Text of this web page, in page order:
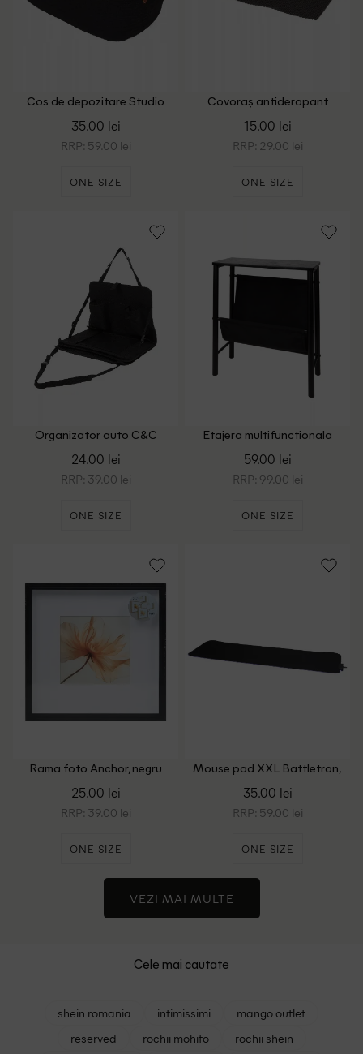
Cos de depozitare Studio
35.00 lei
RRP: 59.00 lei
ONE SIZE
Covoraș antiderapant
Via Chasse, negru
15.00 lei
RRP: 29.00 lei
ONE SIZE
Organizator auto C&C
24.00 lei
RRP: 39.00 lei
ONE SIZE
Etajera multifunctionala
59.00 lei
RRP: 99.00 lei
ONE SIZE
Rama foto Anchor, negru
25.00 lei
RRP: 39.00 lei
ONE SIZE
Mouse pad XXL Battletron,
35.00 lei
RRP: 59.00 lei
ONE SIZE
VEZI MAI MULTE
Cele mai cautate
shein romania intimissimi
mango outlet
reserved
rochii mohito
rochii shein